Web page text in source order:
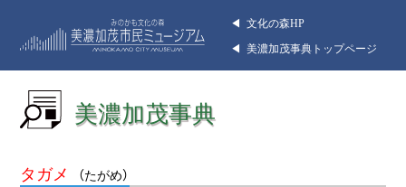
◀︎ 文化の森HP
◀︎ 美濃加茂事典トップページ
美濃加茂事典
タガメ （たがめ）